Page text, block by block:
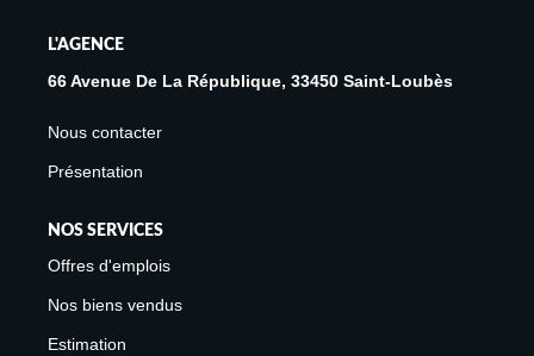
L'AGENCE
66 Avenue De La République, 33450 Saint-Loubès
Nous contacter
Présentation
NOS SERVICES
Offres d'emplois
Nos biens vendus
Estimation